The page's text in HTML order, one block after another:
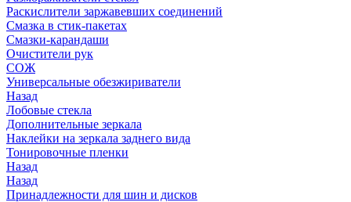
Раскислители заржавевших соединений
Смазка в стик-пакетах
Смазки-карандаши
Очистители рук
СОЖ
Универсальные обезжириватели
Назад
Лобовые стекла
Дополнительные зеркала
Наклейки на зеркала заднего вида
Тонировочные пленки
Назад
Назад
Принадлежности для шин и дисков